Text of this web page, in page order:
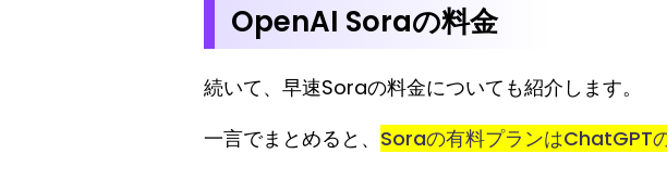
OpenAI Soraの料金
続いて、早速Soraの料金についても紹介します。
一言でまとめると、 Soraの有料プランはChatGPT